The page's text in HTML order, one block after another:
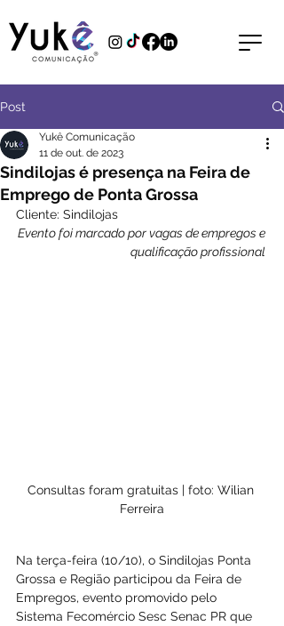
Post
Sindilojas é presença na Feira de
Emprego de Ponta Grossa
Yukê Comunicação
11 de out. de 2023
Cliente: Sindilojas
Evento foi marcado por vagas de empregos e
qualificação profissional
Consultas foram gratuitas | foto: Wilian
Ferreira
Na terça-feira (10/10), o Sindilojas Ponta
Grossa e Região participou da Feira de
Empregos, evento promovido pelo
Sistema Fecomércio Sesc Senac PR que